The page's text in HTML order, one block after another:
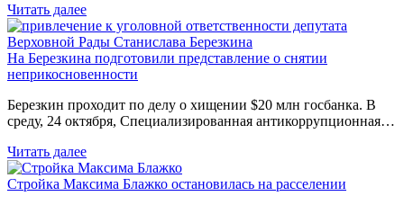
Читать далее
На Березкина подготовили представление о снятии
неприкосновенности
Березкин проходит по делу о хищении $20 млн госбанка. В
среду, 24 октября, Специализированная антикоррупционная…
Читать далее
Стройка Максима Блажко остановилась на расселении